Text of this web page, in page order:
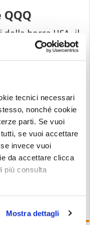
tecnici necessari
nonché cookie
parti. Se vuoi
se vuoi accettare
invece vuoi
da accettare clicca
più consulta
Mostra dettagli
borsa USA, il
Il QQQ è
azionari come
in USDT sugli
somme. Il
in wallet,
presso